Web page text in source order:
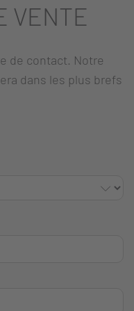
VENTE
de contact. Notre
dans les plus brefs